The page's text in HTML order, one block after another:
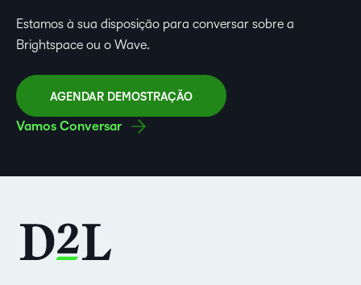
Estamos à sua disposição para conversar sobre a
Brightspace ou o Wave.
AGENDAR DEMOSTRAÇÃO
Vamos Conversar